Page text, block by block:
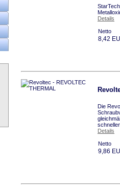
Details
Netto
8,42
Die
Details
Netto
9,86